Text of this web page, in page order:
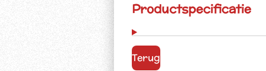
Productspecificatie
Terug